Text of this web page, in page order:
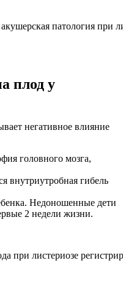
патология при
плод у
негативное влияние
головного мозга,
внутриутробная гибель
Недоношенные дети
2 недели жизни.
при листериозе